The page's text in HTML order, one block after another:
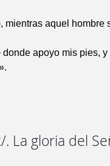
mientras aquel hombre
apoyo mis pies,
. La gloria del